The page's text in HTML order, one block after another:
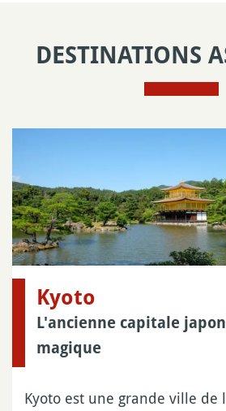
DESTINATIONS
Kyoto
L'ancienne capitale
magique
Kyoto est une grande ville de